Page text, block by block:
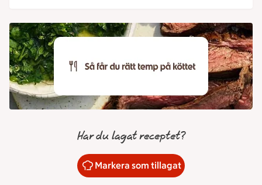
Har du lagat receptet?
Markera som tillagat